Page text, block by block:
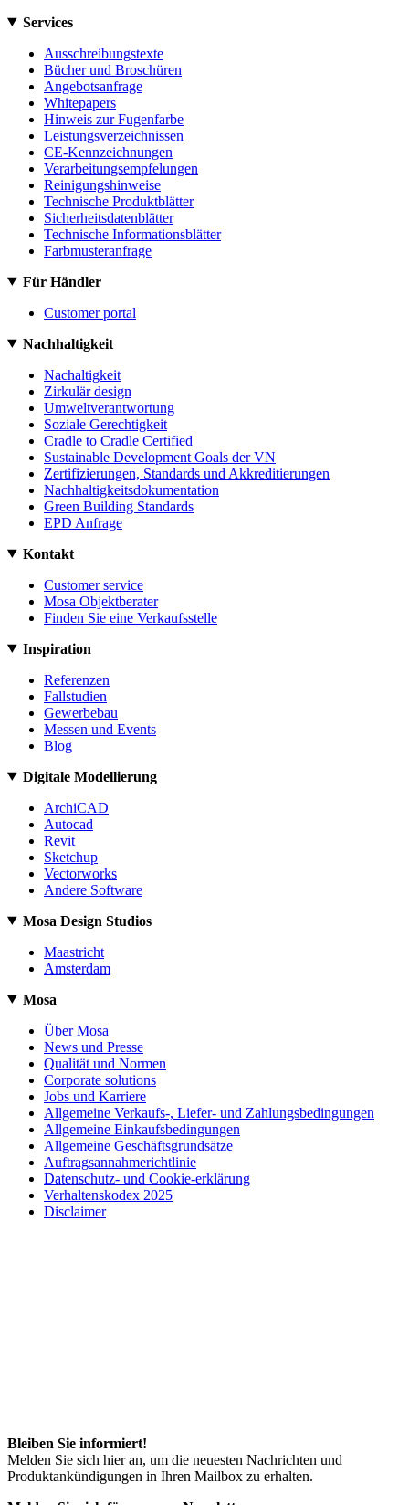
Services
Ausschreibungstexte
Bücher und Broschüren
Angebotsanfrage
Whitepapers
Hinweis zur Fugenfarbe
Leistungsverzeichnissen
CE-Kennzeichnungen
Verarbeitungsempfelungen
Reinigungshinweise
Technische Produktblätter
Sicherheitsdatenblätter
Technische Informationsblätter
Farbmusteranfrage
Für Händler
Customer portal
Nachhaltigkeit
Nachaltigkeit
Zirkulär design
Umweltverantwortung
Soziale Gerechtigkeit
Cradle to Cradle Certified
Sustainable Development Goals der VN
Zertifizierungen, Standards und Akkreditierungen
Nachhaltigkeitsdokumentation
Green Building Standards
EPD Anfrage
Kontakt
Customer service
Mosa Objektberater
Finden Sie eine Verkaufsstelle
Inspiration
Referenzen
Fallstudien
Gewerbebau
Messen und Events
Blog
Digitale Modellierung
ArchiCAD
Autocad
Revit
Sketchup
Vectorworks
Andere Software
Mosa Design Studios
Maastricht
Amsterdam
Mosa
Über Mosa
News und Presse
Qualität und Normen
Corporate solutions
Jobs und Karriere
Allgemeine Verkaufs-, Liefer- und Zahlungsbedingungen
Allgemeine Einkaufsbedingungen
Allgemeine Geschäftsgrundsätze
Auftragsannahmerichtlinie
Datenschutz- und Cookie-erklärung
Verhaltenskodex 2025
Disclaimer
Bleiben Sie informiert!
Melden Sie sich hier an, um die neuesten Nachrichten und
Produktankündigungen in Ihren Mailbox zu erhalten.